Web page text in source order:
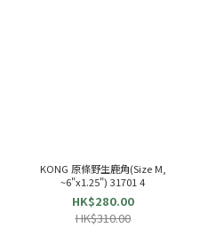
KONG 原條野生鹿角(Size M,
~6"x1.25") 31701 4
HK$280.00
HK$310.00